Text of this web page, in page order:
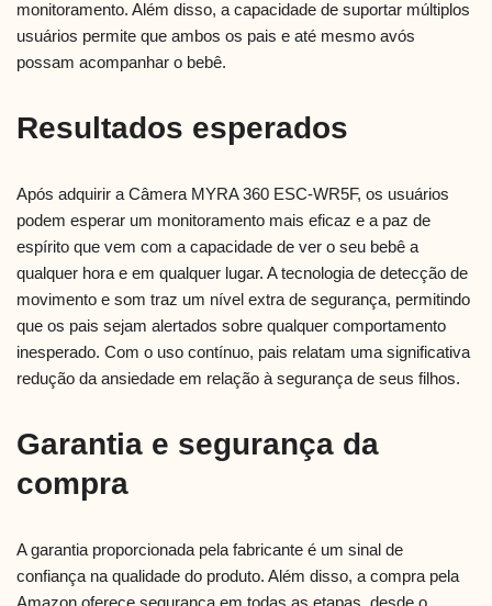
monitoramento. Além disso, a capacidade de suportar múltiplos
usuários permite que ambos os pais e até mesmo avós
possam acompanhar o bebê.
Resultados esperados
Após adquirir a Câmera MYRA 360 ESC-WR5F, os usuários
podem esperar um monitoramento mais eficaz e a paz de
espírito que vem com a capacidade de ver o seu bebê a
qualquer hora e em qualquer lugar. A tecnologia de detecção de
movimento e som traz um nível extra de segurança, permitindo
que os pais sejam alertados sobre qualquer comportamento
inesperado. Com o uso contínuo, pais relatam uma significativa
redução da ansiedade em relação à segurança de seus filhos.
Garantia e segurança da
compra
A garantia proporcionada pela fabricante é um sinal de
confiança na qualidade do produto. Além disso, a compra pela